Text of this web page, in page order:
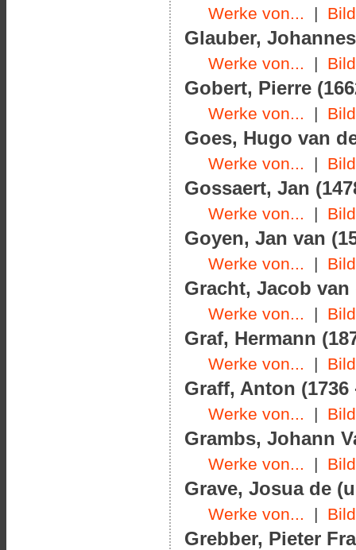
Werke von... |
Glauber,
Werke von... |
Gobert, Pierre
Werke von... |
Goes, Hugo van
Werke von... |
Gossaert, Jan
Werke von... |
Goyen, Jan van
Werke von... |
Gracht, Jacob van
Werke von... |
Graf, Hermann
Werke von... |
Graff, Anton (1736
Werke von... |
Grambs, Johann
Werke von... |
Grave, Josua de
Werke von... |
Grebber, Pieter